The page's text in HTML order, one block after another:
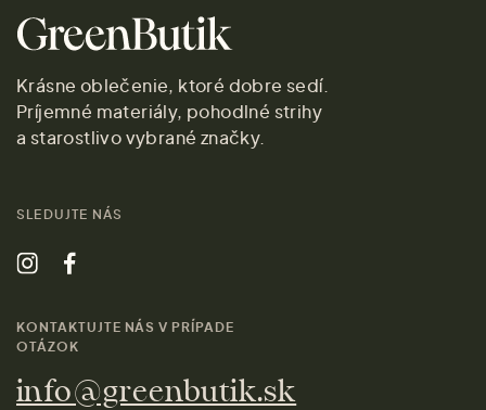
Krásne oblečenie, ktoré dobre sedí.
Príjemné materiály, pohodlné strihy
a starostlivo vybrané značky.
SLEDUJTE NÁS
KONTAKTUJTE NÁS V PRÍPADE
OTÁZOK
info@greenbutik.sk